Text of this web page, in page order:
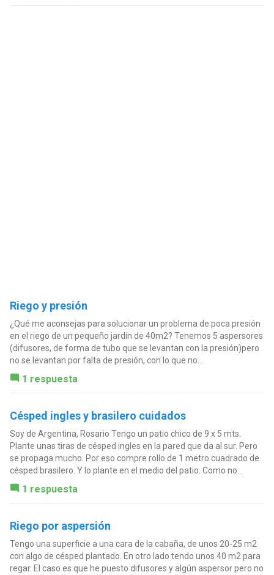
Riego y presión
¿Qué me aconsejas para solucionar un problema de poca presión
en el riego de un pequeño jardín de 40m2? Tenemos 5 aspersores
(difusores, de forma de tubo que se levantan con la presión)pero
no se levantan por falta de presión, con lo que no...
1 respuesta
Césped ingles y brasilero cuidados
Soy de Argentina, Rosario Tengo un patio chico de 9 x 5 mts.
Plante unas tiras de césped ingles en la pared que da al sur. Pero
se propaga mucho. Por eso compre rollo de 1 metro cuadrado de
césped brasilero. Y lo plante en el medio del patio. Como no...
1 respuesta
Riego por aspersión
Tengo una superficie a una cara de la cabaña, de unos 20-25 m2
con algo de césped plantado. En otro lado tendo unos 40 m2 para
regar. El caso es que he puesto difusores y algún aspersor pero no